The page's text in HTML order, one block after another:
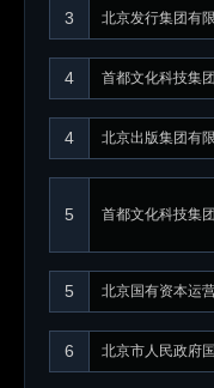
3 北京发行集团有
4 首都文化科技集
4 北京出版集团有
5 首都文化科技集
5 北京国有资本运
6 北京市人民政府